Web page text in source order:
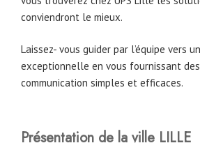
conviendront le mieux.
Laissez- vous guider par l’équipe vers
exceptionnelle en vous fournissant
communication simples et efficaces.
Présentation de la ville LILLE